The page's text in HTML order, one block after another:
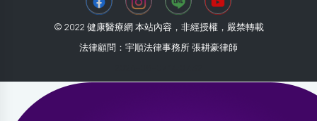
© 2022 健康醫療網 本站內容，非經授權，嚴禁轉載
法律顧問：宇順法律事務所 張耕豪律師